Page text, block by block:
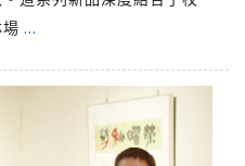
…